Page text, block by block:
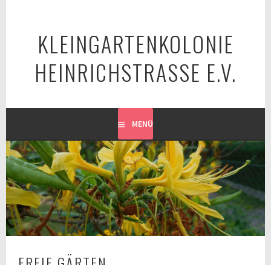
KLEINGARTENKOLONIE
HEINRICHSTRASSE E.V.
MENÜ